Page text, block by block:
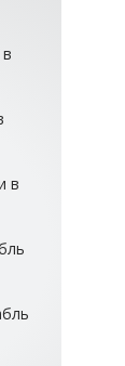
в